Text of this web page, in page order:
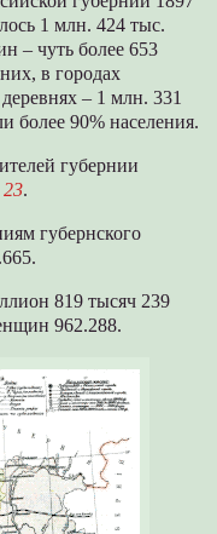
1 млн. 424 тыс.
– чуть более 653
в городах
– 1 млн. 331
более 90% населения.
губернии
23.
губернского
819 тысяч 239
962.288.